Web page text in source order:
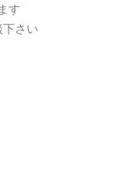
す
さい